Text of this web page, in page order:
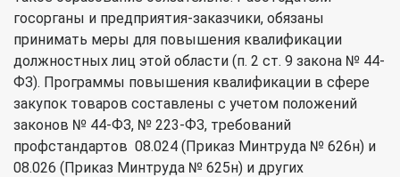
госорганы и предприятия-заказчики, обязаны
принимать меры для повышения квалификации
должностных лиц этой области (п. 2 ст. 9 закона № 44-
ФЗ). Программы повышения квалификации в сфере
закупок товаров составлены с учетом положений
законов № 44-ФЗ, № 223-ФЗ, требований
профстандартов 08.024 (Приказ Минтруда № 626н) и
08.026 (Приказ Минтруда № 625н) и других